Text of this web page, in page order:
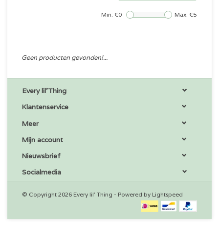
Min: €0 Max: €5
Geen producten gevonden!...
Every lil'Thing
Klantenservice
Meer
Mijn account
Nieuwsbrief
Socialmedia
© Copyright 2026 Every lil' Thing - Powered by Lightspeed